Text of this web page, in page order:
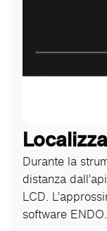
Durante la
distanza
LCD.
software ENDO.